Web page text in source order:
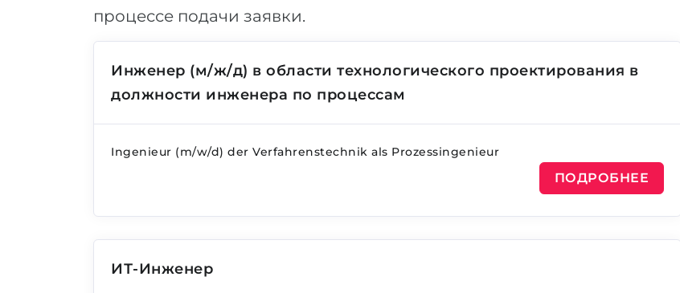
процессе подачи заявки.
Инженер (м/ж/д) в области технологического проектирования в
должности инженера по процессам
Ingenieur (m/w/d) der Verfahrenstechnik als Prozessingenieur
ПОДРОБНЕЕ
ИТ-Инженер